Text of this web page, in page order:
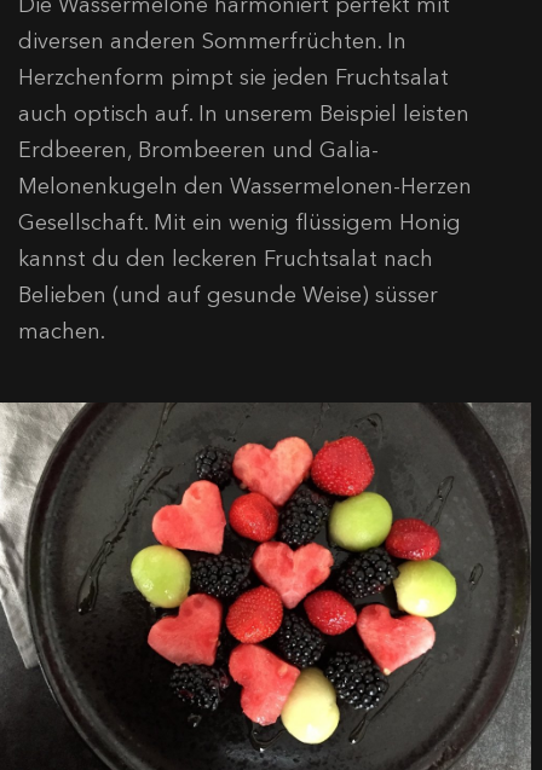
Die Wassermelone harmoniert perfekt mit
diversen anderen Sommerfrüchten. In
Herzchenform pimpt sie jeden Fruchtsalat
auch optisch auf. In unserem Beispiel leisten
Erdbeeren, Brombeeren und Galia-
Melonenkugeln den Wassermelonen-Herzen
Gesellschaft. Mit ein wenig flüssigem Honig
kannst du den leckeren Fruchtsalat nach
Belieben (und auf gesunde Weise) süsser
machen.